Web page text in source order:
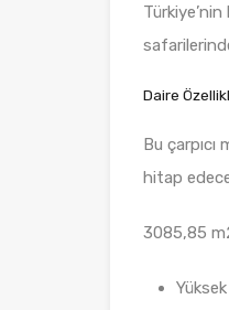
Daire
Bu
hitap
3085,85